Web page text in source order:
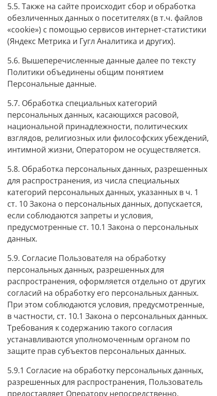
5.5. Также на сайте происходит сбор и обработка
обезличенных данных о посетителях (в т.ч. файлов
«cookie») с помощью сервисов интернет-статистики
(Яндекс Метрика и Гугл Аналитика и других).
5.6. Вышеперечисленные данные далее по тексту
Политики объединены общим понятием
Персональные данные.
5.7. Обработка специальных категорий
персональных данных, касающихся расовой,
национальной принадлежности, политических
взглядов, религиозных или философских убеждений,
интимной жизни, Оператором не осуществляется.
5.8. Обработка персональных данных, разрешенных
для распространения, из числа специальных
категорий персональных данных, указанных в ч. 1
ст. 10 Закона о персональных данных, допускается,
если соблюдаются запреты и условия,
предусмотренные ст. 10.1 Закона о персональных
данных.
5.9. Согласие Пользователя на обработку
персональных данных, разрешенных для
распространения, оформляется отдельно от других
согласий на обработку его персональных данных.
При этом соблюдаются условия, предусмотренные,
в частности, ст. 10.1 Закона о персональных данных.
Требования к содержанию такого согласия
устанавливаются уполномоченным органом по
защите прав субъектов персональных данных.
5.9.1 Согласие на обработку персональных данных,
разрешенных для распространения, Пользователь
предоставляет Оператору непосредственно.